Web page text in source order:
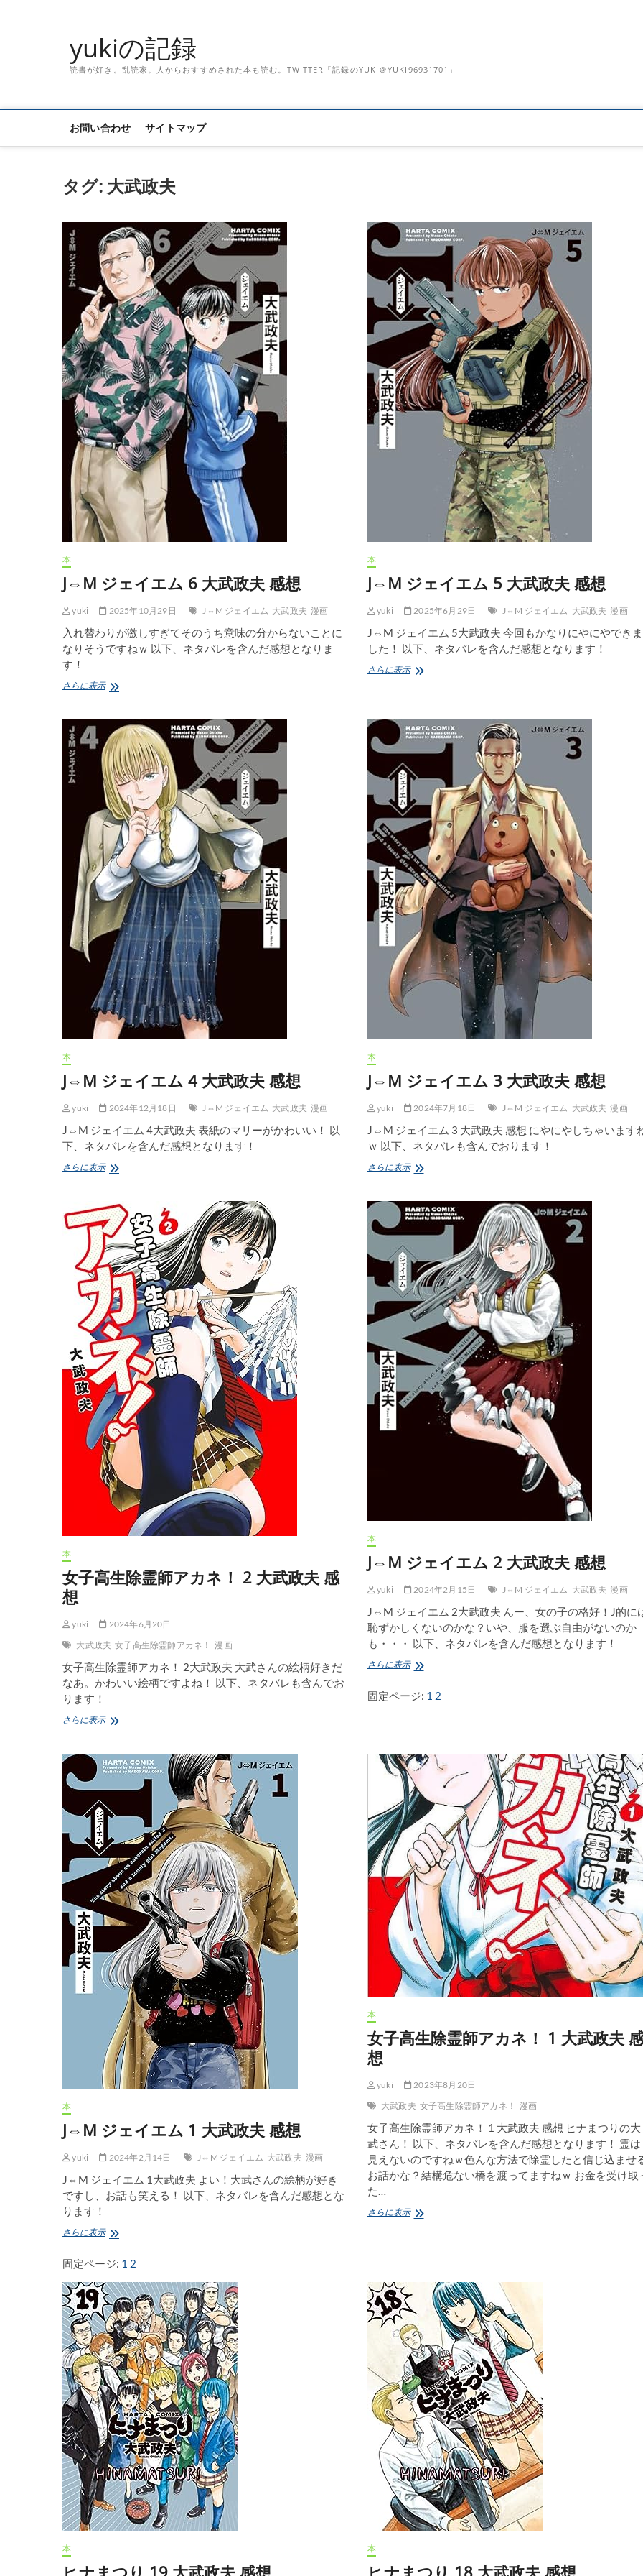
yukiの記録
読書が好き。乱読家。人からおすすめされた本も読む。TWITTER「記録のYUKI＠YUKI96931701」
お問い合わせ サイトマップ
タグ: 大武政夫
本
J⇔M ジェイエム 6 大武政夫 感想
yuki 2025年10月29日 J⇔M ジェイエム 大武政夫 漫画
入れ替わりが激しすぎてそのうち意味の分からないことに
なりそうですねｗ 以下、ネタバレを含んだ感想となりま
す！
さらに表示J⇔M
エ
ム
6
大
武
政
夫
感
本
J⇔M ジェイエム 5 大武政夫 感想
yuki 2025年6月29日 J⇔M ジェイエム 大武政夫 漫画
J⇔M ジェイエム 5大武政夫 今回もかなりにやにやできま
した！ 以下、ネタバレを含んだ感想となります！
さらに表示J⇔M
エ
ム
武
夫
感
想
本
J⇔M ジェイエム 4 大武政夫 感想
yuki 2024年12月18日 J⇔M ジェイエム 大武政夫 漫画
J⇔M ジェイエム 4大武政夫 表紙のマリーがかわいい！ 以
下、ネタバレを含んだ感想となります！
さらに表示J⇔M
イ
エ
ム
4
武
政
夫
感
想
本
J⇔M ジェイエム 3 大武政夫 感想
yuki 2024年7月18日 J⇔M ジェイエム 大武政夫 漫画
J⇔M ジェイエム 3 大武政夫 感想 にやにやしちゃいます
ｗ 以下、ネタバレも含んでおります！
さらに表示J⇔M
イ
エ
大
武
政
夫
感
想
本
女子高生除霊師アカネ！ 2 大武政夫 感
想
yuki
2024年6月20日
大武政夫 女子高生除霊師アカネ！ 漫画
女子高生除霊師アカネ！ 2大武政夫 大武さんの絵柄好きだ
なあ。かわいい絵柄ですよね！ 以下、ネタバレも含んでお
ります！
さらに表示女
生
除
ア
カ
ネ！
2
大
武
政
夫
感
想
本
J⇔M ジェイエム 2 大武政夫 感想
yuki 2024年2月15日 J⇔M ジェイエム 大武政夫 漫画
J⇔M ジェイエム 2大武政夫 んー、女の子の格好！J的に
恥ずかしくないのかな？いや、服を選ぶ自由がないのか
も・・・ 以下、ネタバレを含んだ感想となります！
さらに表示J⇔M
イ
大
武
政
夫
感
想
固定ページ: 1 2
本
J⇔M ジェイエム 1 大武政夫 感想
yuki 2024年2月14日 J⇔M ジェイエム 大武政夫 漫画
J⇔M ジェイエム 1大武政夫 よい！大武さんの絵柄が好き
ですし、お話も笑える！ 以下、ネタバレを含んだ感想とな
ります！
さらに表示J⇔M
イ
エ
ム
1
大
武
政
夫
感
想
固定ページ: 1 2
本
女子高生除霊師アカネ！ 1 大武政夫
想
yuki
2023年8月20日
大武政夫 女子高生除霊師アカネ！ 漫画
女子高生除霊師アカネ！ 1 大武政夫 感想 ヒナまつりの大
武さん！ 以下、ネタバレを含んだ感想となります！ 霊は
見えないのですねｗ色んな方法で除霊したと信じ込ませ
お話かな？結構危ない橋を渡ってますねｗ お金を受け取
た…
さらに表示女
ア
カ
ネ！
1
大
武
政
夫
感
想
本
ヒナまつり 19 大武政夫 感想
本
ヒナまつり 18 大武政夫 感想